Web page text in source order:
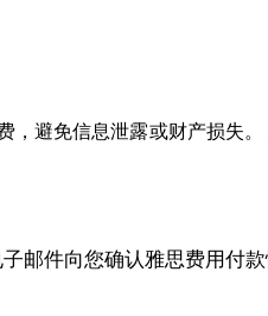
，避免信息泄露或财产损失。
邮件向您确认雅思费用付